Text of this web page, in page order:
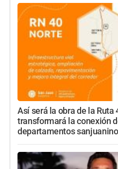
Así será la obra de la Ruta
transformará la conexión
departamentos